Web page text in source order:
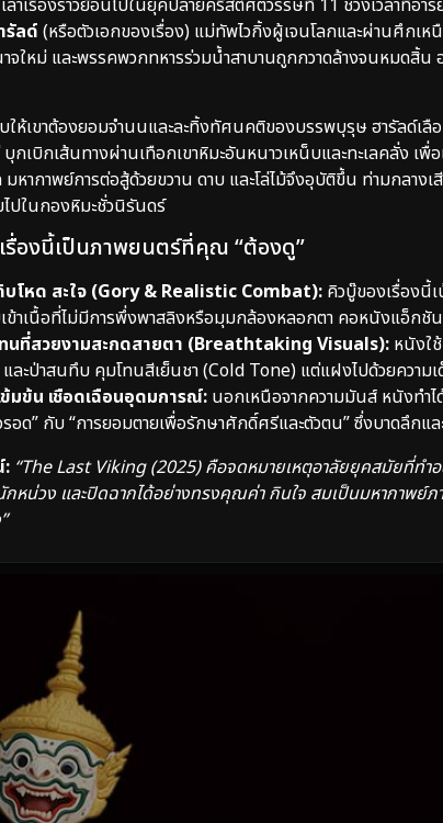
เล่าเรื่องราวย้อนไปในยุคปลายคริสต์ศตวรรษที่ 11 ช่วงเวลาที่อ
รัลด์ (หรือตัวเอกของเรื่อง) แม่ทัพไวกิ้งผู้เจนโลกและผ่านศึกเ
จใหม่ และพรรคพวกทหารร่วมน้ำสาบานถูกกวาดล้างจนหมดสิ้
ห้เขาต้องยอมจำนนและละทิ้งทัศนคติของบรรพบุรุษ ฮารัลด์เลื
กเบิกเส้นทางผ่านเทือกเขาหิมะอันหนาวเหน็บและทะเลคลั่ง
หากาพย์การต่อสู้ด้วยขวาน ดาบ และโล่ไม้จึงอุบัติขึ้น ท่ามกลาง
ไปในกองหิมะชั่วนิรันดร์
รื่องนี้เป็นภาพยนตร์ที่คุณ “ต้องดู”
บโหด สะใจ (Gory & Realistic Combat): คิวบู๊ของเรื่องนี้
ข้าเนื้อที่ไม่มีการพึ่งพาสลิงหรือมุมกล้องหลอกตา คอหนังแอ็กชั
นที่สวยงามสะกดสายตา (Breathtaking Visuals): หนังใ
และป่าสนทึบ คุมโทนสีเย็นชา (Cold Tone) แต่แฝงไปด้วยควา
มข้น เชือดเฉือนอุดมการณ์: นอกเหนือจากความมันส์ หนังทำไ
อด” กับ “การยอมตายเพื่อรักษาศักดิ์ศรีและตัวตน” ซึ่งบาดลึกแ
: “The Last Viking (2025) คือจดหมายเหตุอาลัยยุคสมัยที่ทำ
หน่วง และปิดฉากได้อย่างทรงคุณค่า กินใจ สมเป็นมหากาพย์